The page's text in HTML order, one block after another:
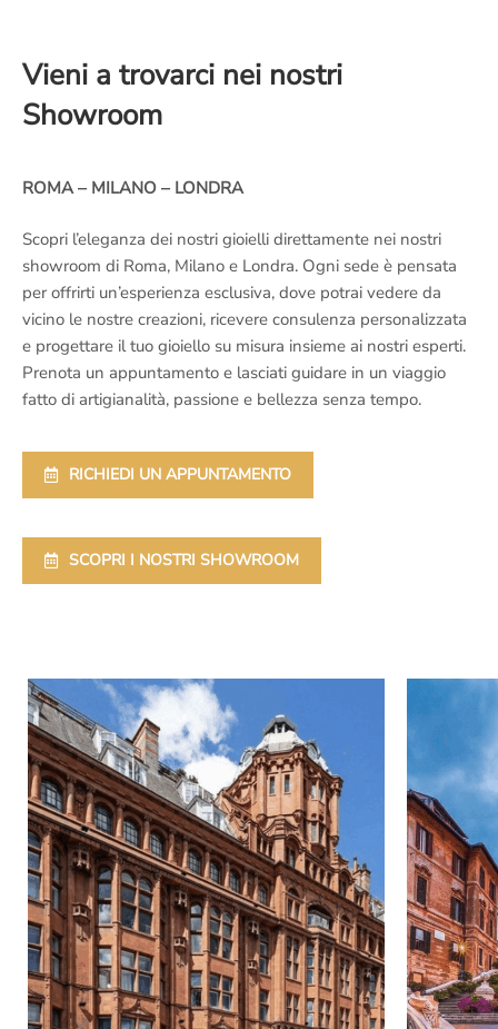
Vieni a trovarci nei nostri
Showroom
ROMA – MILANO – LONDRA
Scopri l’eleganza dei nostri gioielli direttamente nei nostri
showroom di Roma, Milano e Londra. Ogni sede è pensata
per offrirti un’esperienza esclusiva, dove potrai vedere da
vicino le nostre creazioni, ricevere consulenza personalizzata
e progettare il tuo gioiello su misura insieme ai nostri esperti.
Prenota un appuntamento e lasciati guidare in un viaggio
fatto di artigianalità, passione e bellezza senza tempo.
RICHIEDI UN APPUNTAMENTO
SCOPRI I NOSTRI SHOWROOM